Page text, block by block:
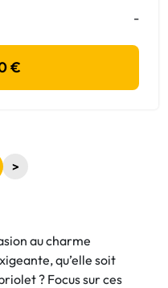
-
€
>
au charme
qu’elle soit
? Focus sur ces